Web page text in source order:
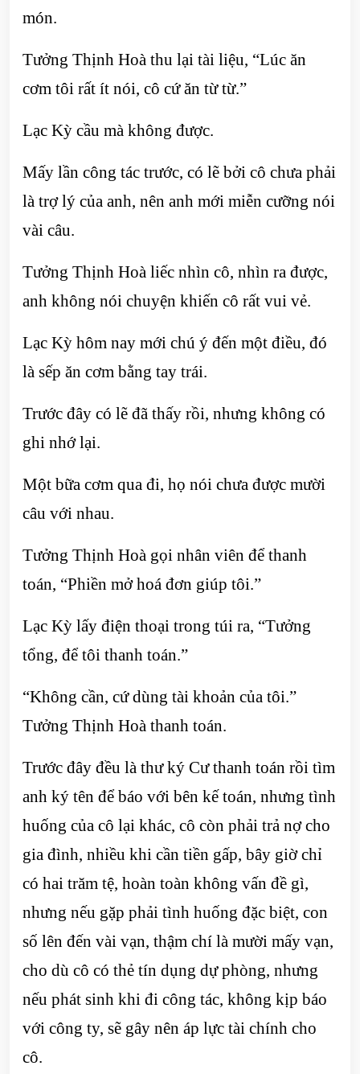
món.
Tưởng Thịnh Hoà thu lại tài liệu, “Lúc ăn
cơm tôi rất ít nói, cô cứ ăn từ từ.”
Lạc Kỳ cầu mà không được.
Mấy lần công tác trước, có lẽ bởi cô chưa phải
là trợ lý của anh, nên anh mới miễn cưỡng nói
vài câu.
Tưởng Thịnh Hoà liếc nhìn cô, nhìn ra được,
anh không nói chuyện khiến cô rất vui vẻ.
Lạc Kỳ hôm nay mới chú ý đến một điều, đó
là sếp ăn cơm bằng tay trái.
Trước đây có lẽ đã thấy rồi, nhưng không có
ghi nhớ lại.
Một bữa cơm qua đi, họ nói chưa được mười
câu với nhau.
Tưởng Thịnh Hoà gọi nhân viên để thanh
toán, “Phiền mở hoá đơn giúp tôi.”
Lạc Kỳ lấy điện thoại trong túi ra, “Tưởng
tổng, để tôi thanh toán.”
“Không cần, cứ dùng tài khoản của tôi.”
Tưởng Thịnh Hoà thanh toán.
Trước đây đều là thư ký Cư thanh toán rồi tìm
anh ký tên để báo với bên kế toán, nhưng tình
huống của cô lại khác, cô còn phải trả nợ cho
gia đình, nhiều khi cần tiền gấp, bây giờ chỉ
có hai trăm tệ, hoàn toàn không vấn đề gì,
nhưng nếu gặp phải tình huống đặc biệt, con
số lên đến vài vạn, thậm chí là mười mấy vạn,
cho dù cô có thẻ tín dụng dự phòng, nhưng
nếu phát sinh khi đi công tác, không kịp báo
với công ty, sẽ gây nên áp lực tài chính cho
cô.